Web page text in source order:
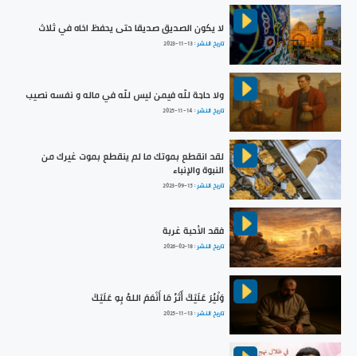
لا يكون الصديق صديقا حتى يحفظ اخاه في ثلاث
تاريخ النشر :2023-11-13
ولا حاجة للّه فيمن ليس للّه في ماله و نفسه نصيب
تاريخ النشر : 2025-11-14
لقد انقطع بموتك ما لم ينقطع بموت غيرك من
النبوة والإنباء
تاريخ النشر :2023-09-15
فقد الأحبة غربة
تاريخ النشر :2026-02-18
وَلْيُرَ عَلَيْكَ أَثَرُ مَا أَنْعَمَ اللهُ بِهِ عَلَيْكَ
تاريخ النشر :2025-11-13